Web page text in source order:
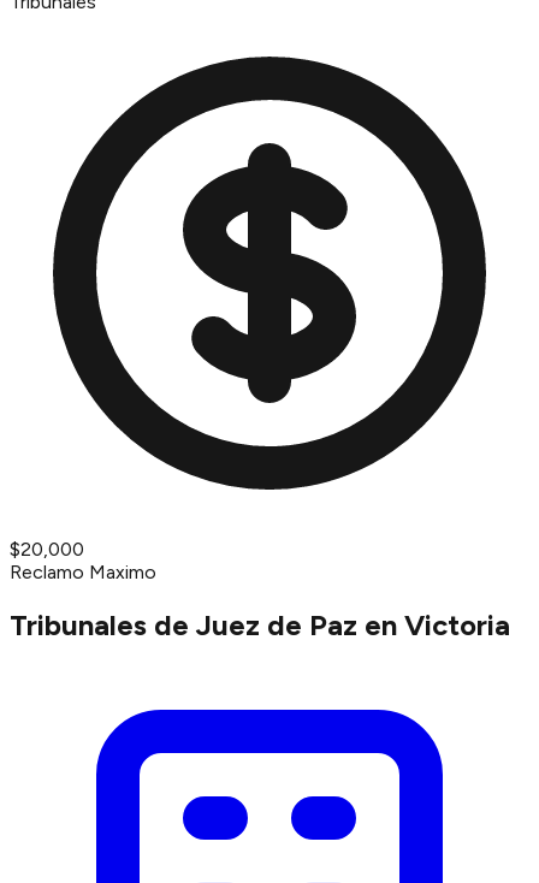
$20,000
Reclamo Maximo
Tribunales de Juez de Paz en Victoria